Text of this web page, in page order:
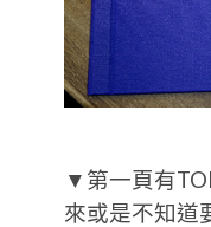
▼第一頁有
來或是不知道